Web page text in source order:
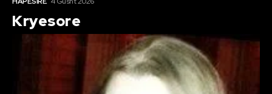
Kryesore